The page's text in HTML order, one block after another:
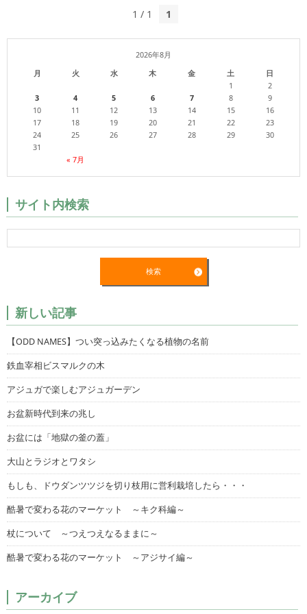
1 / 1 1
2026年8月
月
火 水 木 金 土 日
« 7月
1
2
3
4 5 6 7 8
9
10
11 12 13 14 15
16
17
18 19 20 21 22
23
24
25 26 27 28 29
30
31
サイト内検索
新しい記事
【ODD NAMES】つい突っ込みたくなる植物の名前
鉄血宰相ビスマルクの木
アジュガで楽しむアジュガーデン
お盆新時代到来の兆し
お盆には「地獄の釜の蓋」
大山とラジオとワタシ
もしも、ドウダンツツジを切り枝用に営利栽培したら・・・
酷暑で変わる花のマーケット ～キク科編～
杖について ～つえつえなるままに～
酷暑で変わる花のマーケット ～アジサイ編～
アーカイブ